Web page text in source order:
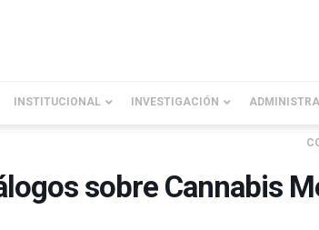
INSTITUCIONAL INVESTIGACIÓN
sobre Cannabis